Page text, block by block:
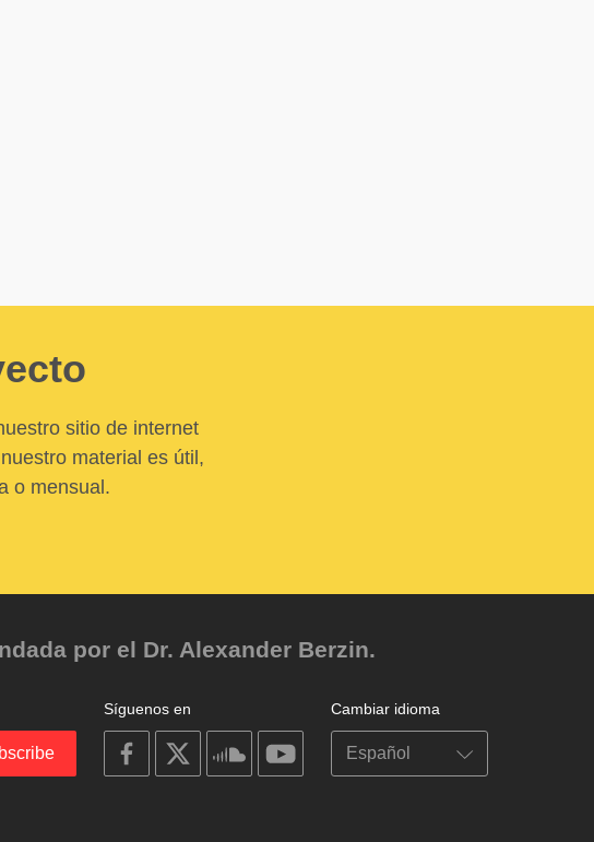
sitio de internet
material es útil,
o mensual.
por el Dr. Alexander Berzin.
Cambiar idioma
Síguenos en
on
facebook
on
on
soundcloudyoutube